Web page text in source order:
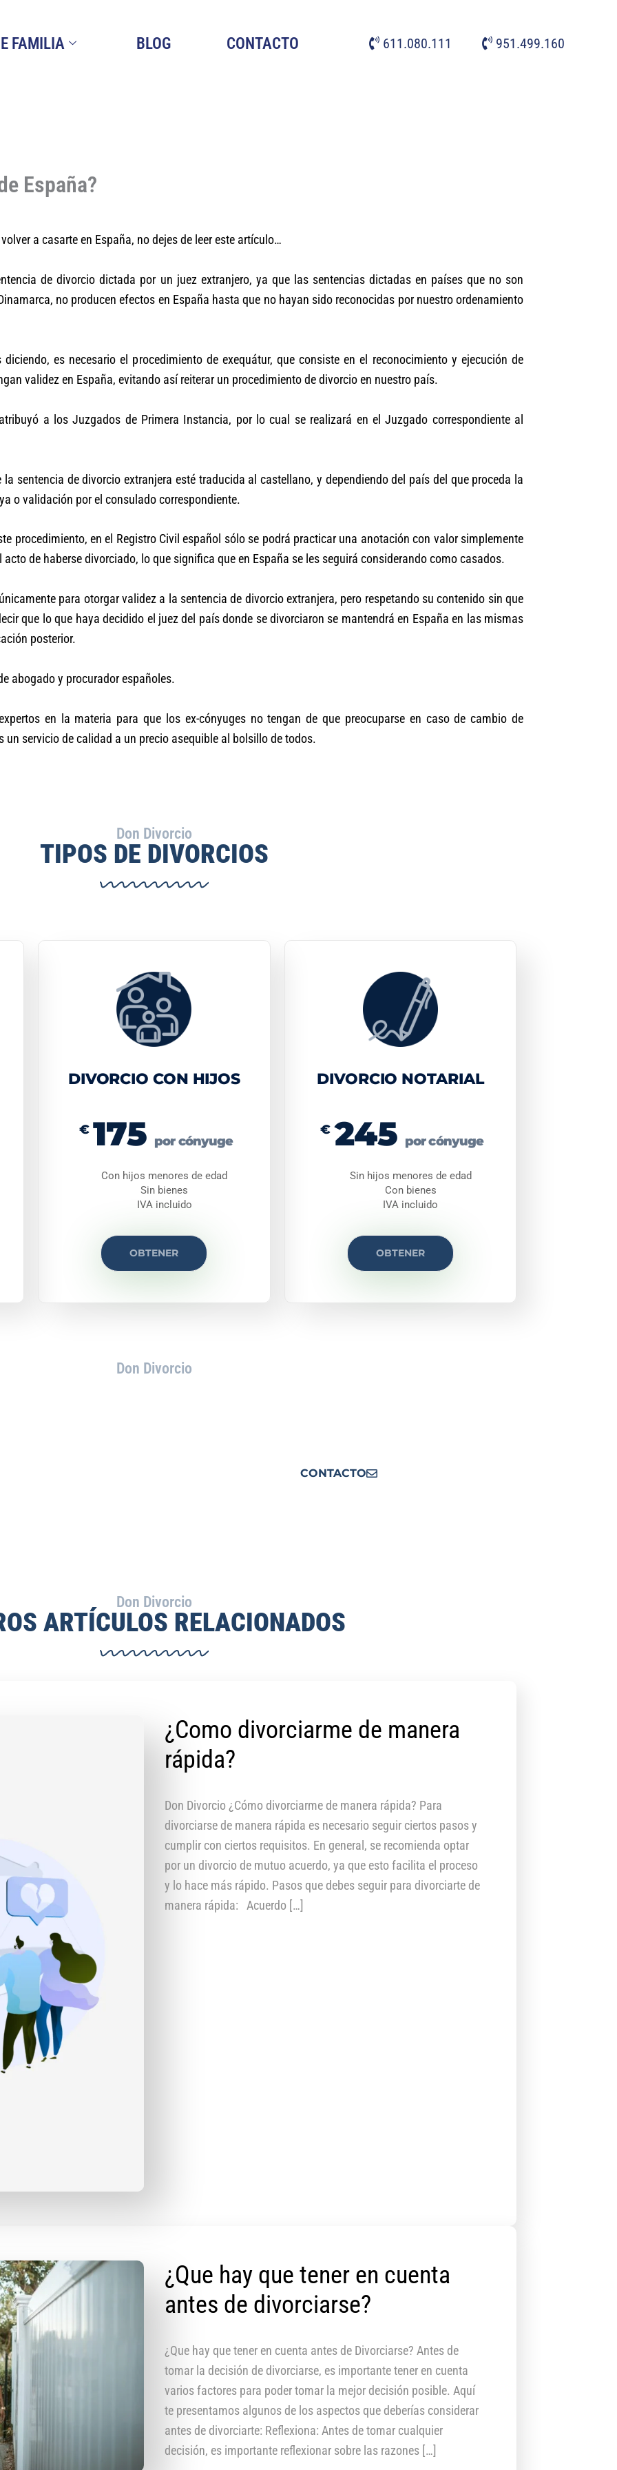
FAMILIA BLOG CONTACTO 611.080.111 951.499.160
España?
a casarte en España, no dejes de leer este artículo…
de divorcio dictada por un juez extranjero, ya que las sentencias dictadas en países que no son
no producen efectos en España hasta que no hayan sido reconocidas por nuestro ordenamiento
es necesario el procedimiento de exequátur, que consiste en el reconocimiento y ejecución de
validez en España, evitando así reiterar un procedimiento de divorcio en nuestro país.
a los Juzgados de Primera Instancia, por lo cual se realizará en el Juzgado correspondiente al
sentencia de divorcio extranjera esté traducida al castellano, y dependiendo del país del que proceda la
o validación por el consulado correspondiente.
procedimiento, en el Registro Civil español sólo se podrá practicar una anotación con valor simplemente
de haberse divorciado, lo que significa que en España se les seguirá considerando como casados.
para otorgar validez a la sentencia de divorcio extranjera, pero respetando su contenido sin que
que lo que haya decidido el juez del país donde se divorciaron se mantendrá en España en las mismas
posterior.
abogado y procurador españoles.
en la materia para que los ex-cónyuges no tengan de que preocuparse en caso de cambio de
un servicio de calidad a un precio asequible al bolsillo de todos.
Don Divorcio
TIPOS DE DIVORCIOS
DIVORCIO CON HIJOS
€ 175 por cónyuge
Con hijos menores de edad
Sin bienes
IVA incluido
OBTENER
DIVORCIO NOTARIAL
€ 245 por cónyuge
Sin hijos menores de edad
Con bienes
IVA incluido
OBTENER
Don Divorcio
CONTACTO
Don Divorcio
ARTÍCULOS RELACIONADOS
¿Como divorciarme de manera
rápida?
Don Divorcio ¿Cómo divorciarme de manera rápida? Para
divorciarse de manera rápida es necesario seguir ciertos pasos y
cumplir con ciertos requisitos. En general, se recomienda optar
por un divorcio de mutuo acuerdo, ya que esto facilita el proceso
y lo hace más rápido. Pasos que debes seguir para divorciarte de
manera rápida: Acuerdo […]
¿Que hay que tener en cuenta
antes de divorciarse?
¿Que hay que tener en cuenta antes de Divorciarse? Antes de
tomar la decisión de divorciarse, es importante tener en cuenta
varios factores para poder tomar la mejor decisión posible. Aquí
te presentamos algunos de los aspectos que deberías considerar
antes de divorciarte: Reflexiona: Antes de tomar cualquier
decisión, es importante reflexionar sobre las razones […]